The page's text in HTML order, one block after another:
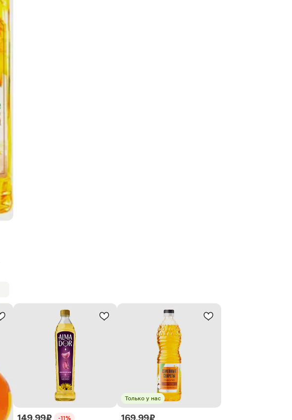
149.99 ₽ -11%
Только у нас
169.99 ₽